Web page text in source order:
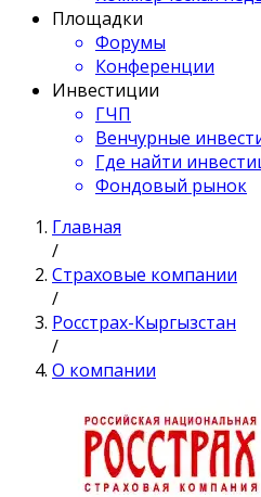
Площадки
Форумы
Конференции
Инвестиции
ГЧП
Венчурные
Где найти
Фондовый рынок
Главная
/
Страховые компании
/
Росстрах-Кыргызстан
/
О компании